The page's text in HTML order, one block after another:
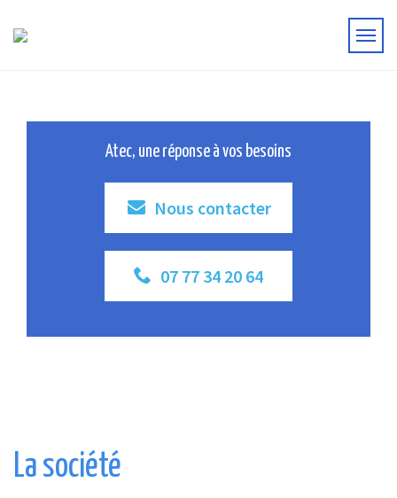
Atec, une réponse à vos besoins
Nous contacter
07 77 34 20 64
La société